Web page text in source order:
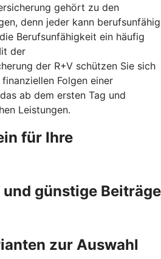
gehört zu den
denn jeder kann berufsunfähig
Berufsunfähigkeit ein häufig
der
der R+V schützen Sie sich
Folgen einer
ab dem ersten Tag und
Leistungen.
für Ihre
günstige Beiträge
zur Auswahl